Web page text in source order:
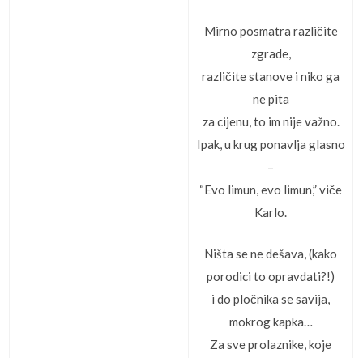
Mirno posmatra različite
zgrade,
različite stanove i niko ga
ne pita
za cijenu, to im nije važno.
Ipak, u krug ponavlja glasno
–
“Evo limun, evo limun,” viče
Karlo.
Ništa se ne dešava, (kako
porodici to opravdati?!)
i do pločnika se savija,
mokrog kapka…
Za sve prolaznike, koje